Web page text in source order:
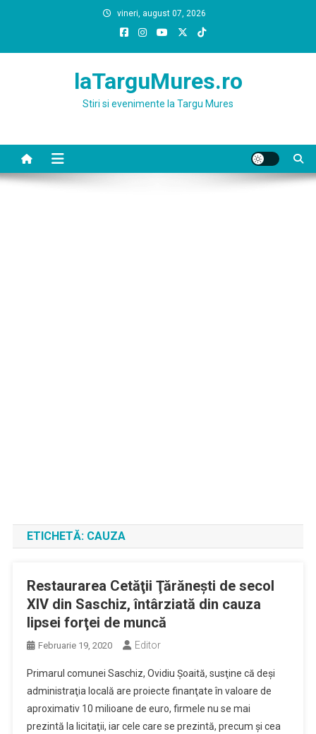
vineri, august 07, 2026
laTarguMures.ro
Stiri si evenimente la Targu Mures
ETICHETĂ: CAUZA
Restaurarea Cetăţii Ţărăneşti de secol
XIV din Saschiz, întârziată din cauza
lipsei forţei de muncă
Februarie 19, 2020 Editor
Primarul comunei Saschiz, Ovidiu Şoaită, susţine că deşi
administraţia locală are proiecte finanţate în valoare de
aproximativ 10 milioane de euro, firmele nu se mai
prezintă la licitaţii, iar cele care se prezintă, precum şi cea